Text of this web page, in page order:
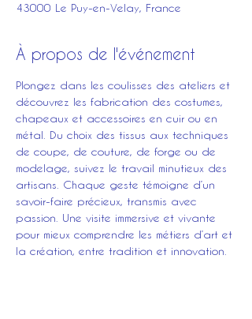
43000 Le Puy-en-Velay, France
À propos de l'événement
Plongez dans les coulisses des ateliers et
découvrez les fabrication des costumes,
chapeaux et accessoires en cuir ou en
métal. Du choix des tissus aux techniques
de coupe, de couture, de forge ou de
modelage, suivez le travail minutieux des
artisans. Chaque geste témoigne d’un
savoir-faire précieux, transmis avec
passion. Une visite immersive et vivante
pour mieux comprendre les métiers d’art et
la création, entre tradition et innovation.